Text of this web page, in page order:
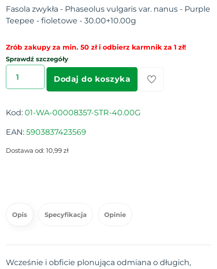
Fasola zwykła - Phaseolus vulgaris var. nanus - Purple
Teepee - fioletowe - 30.00+10.00g
Zrób zakupy za min. 50 zł i odbierz karmnik za 1 zł!
Sprawdź szczegóły
Dodaj do koszyka
Kod: 01-WA-00008357-STR-40.00G
EAN: 5903837423569
Dostawa od: 10,99 zł
Opis Specyfikacja Opinie
Wcześnie i obficie plonująca odmiana o długich,